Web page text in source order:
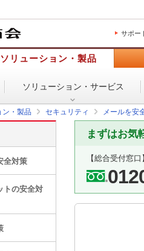
サポー
ソリューション・製品
ソリューション・ サービス
ン・製品 セキュリティ メールを安
まずはお気
【総合受付窓口
全対策
トの安全対